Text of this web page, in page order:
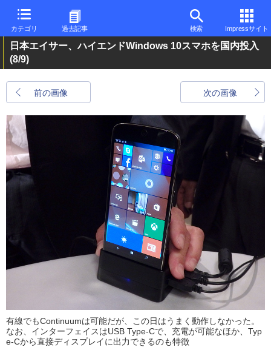
カテゴリ 過去記事 検索 Impressサイト
日本エイサー、ハイエンドWindows 10スマホを国内投入
(8/9)
前の画像 次の画像
有線でもContinuumは可能だが、この日はうまく動作しなかった。
なお、インターフェイスはUSB Type-Cで、充電が可能なほか、Typ
e-Cから直接ディスプレイに出力できるのも特徴